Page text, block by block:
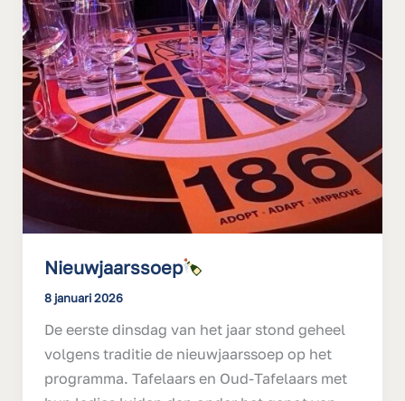
Nieuwjaarssoep
8 januari 2026
De eerste dinsdag van het jaar stond geheel
volgens traditie de nieuwjaarssoep op het
programma. Tafelaars en Oud-Tafelaars met